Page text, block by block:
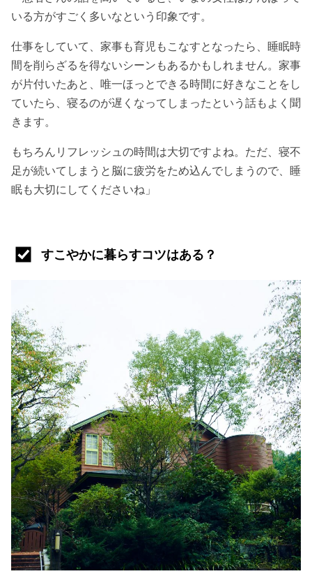
いる方がすごく多いなという印象です。
仕事をしていて、家事も育児もこなすとなったら、睡眠時
間を削らざるを得ないシーンもあるかもしれません。家事
が片付いたあと、唯一ほっとできる時間に好きなことをし
ていたら、寝るのが遅くなってしまったという話もよく聞
きます。
もちろんリフレッシュの時間は大切ですよね。ただ、寝不
足が続いてしまうと脳に疲労をため込んでしまうので、睡
眠も大切にしてくださいね」
すこやかに暮らすコツはある？